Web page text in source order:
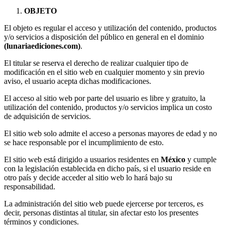
OBJETO
El objeto es regular el acceso y utilización del contenido, productos
y/o servicios a disposición del público en general en el dominio
(lunariaediciones.com).
El titular se reserva el derecho de realizar cualquier tipo de
modificación en el sitio web en cualquier momento y sin previo
aviso, el usuario acepta dichas modificaciones.
El acceso al sitio web por parte del usuario es libre y gratuito, la
utilización del contenido, productos y/o servicios implica un costo
de adquisición de servicios.
El sitio web solo admite el acceso a personas mayores de edad y no
se hace responsable por el incumplimiento de esto.
El sitio web está dirigido a usuarios residentes en México y cumple
con la legislación establecida en dicho país, si el usuario reside en
otro país y decide acceder al sitio web lo hará bajo su
responsabilidad.
La administración del sitio web puede ejercerse por terceros, es
decir, personas distintas al titular, sin afectar esto los presentes
términos y condiciones.